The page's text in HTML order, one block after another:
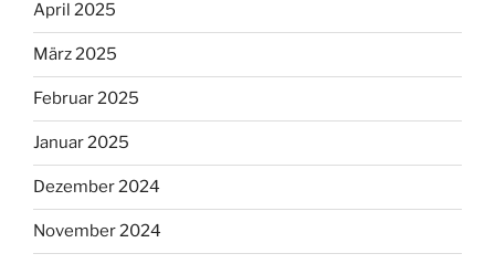
April 2025
März 2025
Februar 2025
Januar 2025
Dezember 2024
November 2024